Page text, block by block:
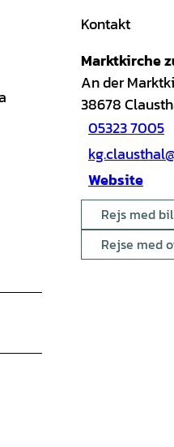
Kontakt
Marktkirche
An der
38678
05323 7005
Website
Rejs med bil
Rejse med